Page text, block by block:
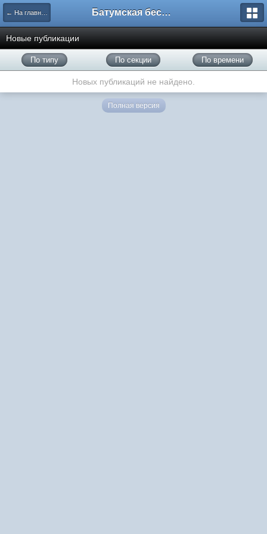
← На главную Батумская беседка
Новые публикации
По типу По секции По времени
Новых публикаций не найдено.
Полная версия